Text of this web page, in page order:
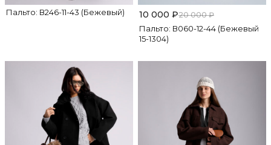
Пальто: В246-11-43 (Бежевый)
Пальто: В060-12-44 (Бежевый
15-1304)
10 000 ₽20 000₽